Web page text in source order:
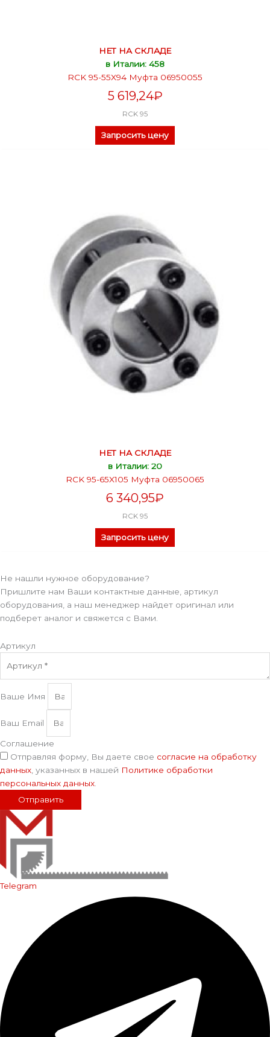
НЕТ НА СКЛАДЕ
в Италии: 458
RCK 95-55X94 Муфта 06950055
5 619,24₽
RCK 95
Запросить цену
НЕТ НА СКЛАДЕ
в Италии: 20
RCK 95-65X105 Муфта 06950065
6 340,95₽
RCK 95
Запросить цену
Не нашли нужное оборудование?
Пришлите нам Ваши контактные данные, артикул
оборудования, а наш менеджер найдет оригинал или
подберет аналог и свяжется с Вами.
Артикул
Ваше Имя
Ваш Email
Соглашение
Отправляя форму, Вы даете свое согласие на обработку
данных , указанных в нашей Политике обработки
персональных данных
Отправить
Telegram